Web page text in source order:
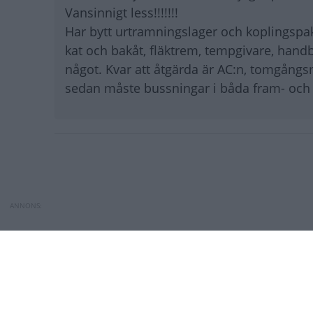
Vansinnigt less!!!!!!!
Har bytt urtramningslager och
kat och bakåt, fläktrem, tempgivare,
något. Kvar att åtgärda är AC:n,
sedan måste bussningar i båda fram-